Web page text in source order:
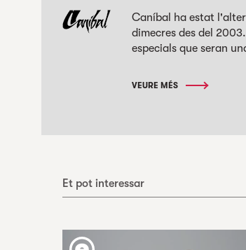
Caníbal ha estat
dimecres des del
especials que seran
VEURE MÉS
Et pot interessar